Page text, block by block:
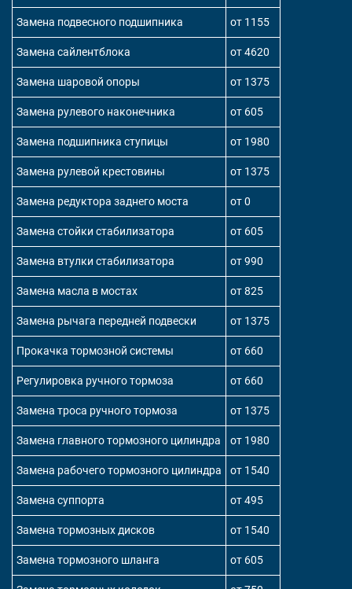
Замена подвесного подшипника от 1155
Замена сайлентблока от 4620
Замена шаровой опоры от 1375
Замена рулевого наконечника от 605
Замена подшипника ступицы от 1980
Замена рулевой крестовины от 1375
Замена редуктора заднего моста от 0
Замена стойки стабилизатора от 605
Замена втулки стабилизатора от 990
Замена масла в мостах от 825
Замена рычага передней подвески от 1375
Прокачка тормозной системы от 660
Регулировка ручного тормоза от 660
Замена троса ручного тормоза от 1375
Замена главного тормозного цилиндра от 1980
Замена рабочего тормозного цилиндра от 1540
Замена суппорта от 495
Замена тормозных дисков от 1540
Замена тормозного шланга от 605